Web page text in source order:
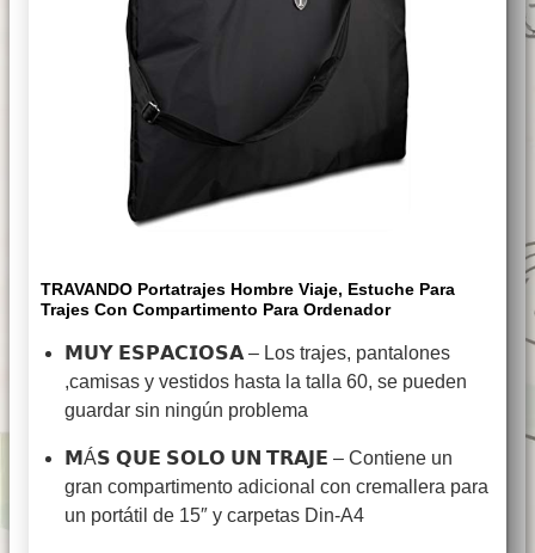
TRAVANDO Portatrajes Hombre Viaje, Estuche Para
Trajes Con Compartimento Para Ordenador
𝗠𝗨𝗬 𝗘𝗦𝗣𝗔𝗖𝗜𝗢𝗦𝗔 – Los trajes, pantalones
,camisas y vestidos hasta la talla 60, se pueden
guardar sin ningún problema
𝗠Á𝗦 𝗤𝗨𝗘 𝗦𝗢𝗟𝗢 𝗨𝗡 𝗧𝗥𝗔𝗝𝗘 – Contiene un
gran compartimento adicional con cremallera para
un portátil de 15″ y carpetas Din-A4